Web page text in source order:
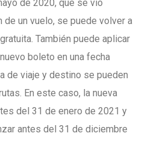
de 2020, que se vio
un vuelo, se puede volver a
También puede aplicar
boleto en una fecha
de viaje y destino se pueden
En este caso, la nueva
del 31 de enero de 2021 y
antes del 31 de diciembre